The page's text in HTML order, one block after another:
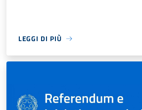
LEGGI DI PIÙ